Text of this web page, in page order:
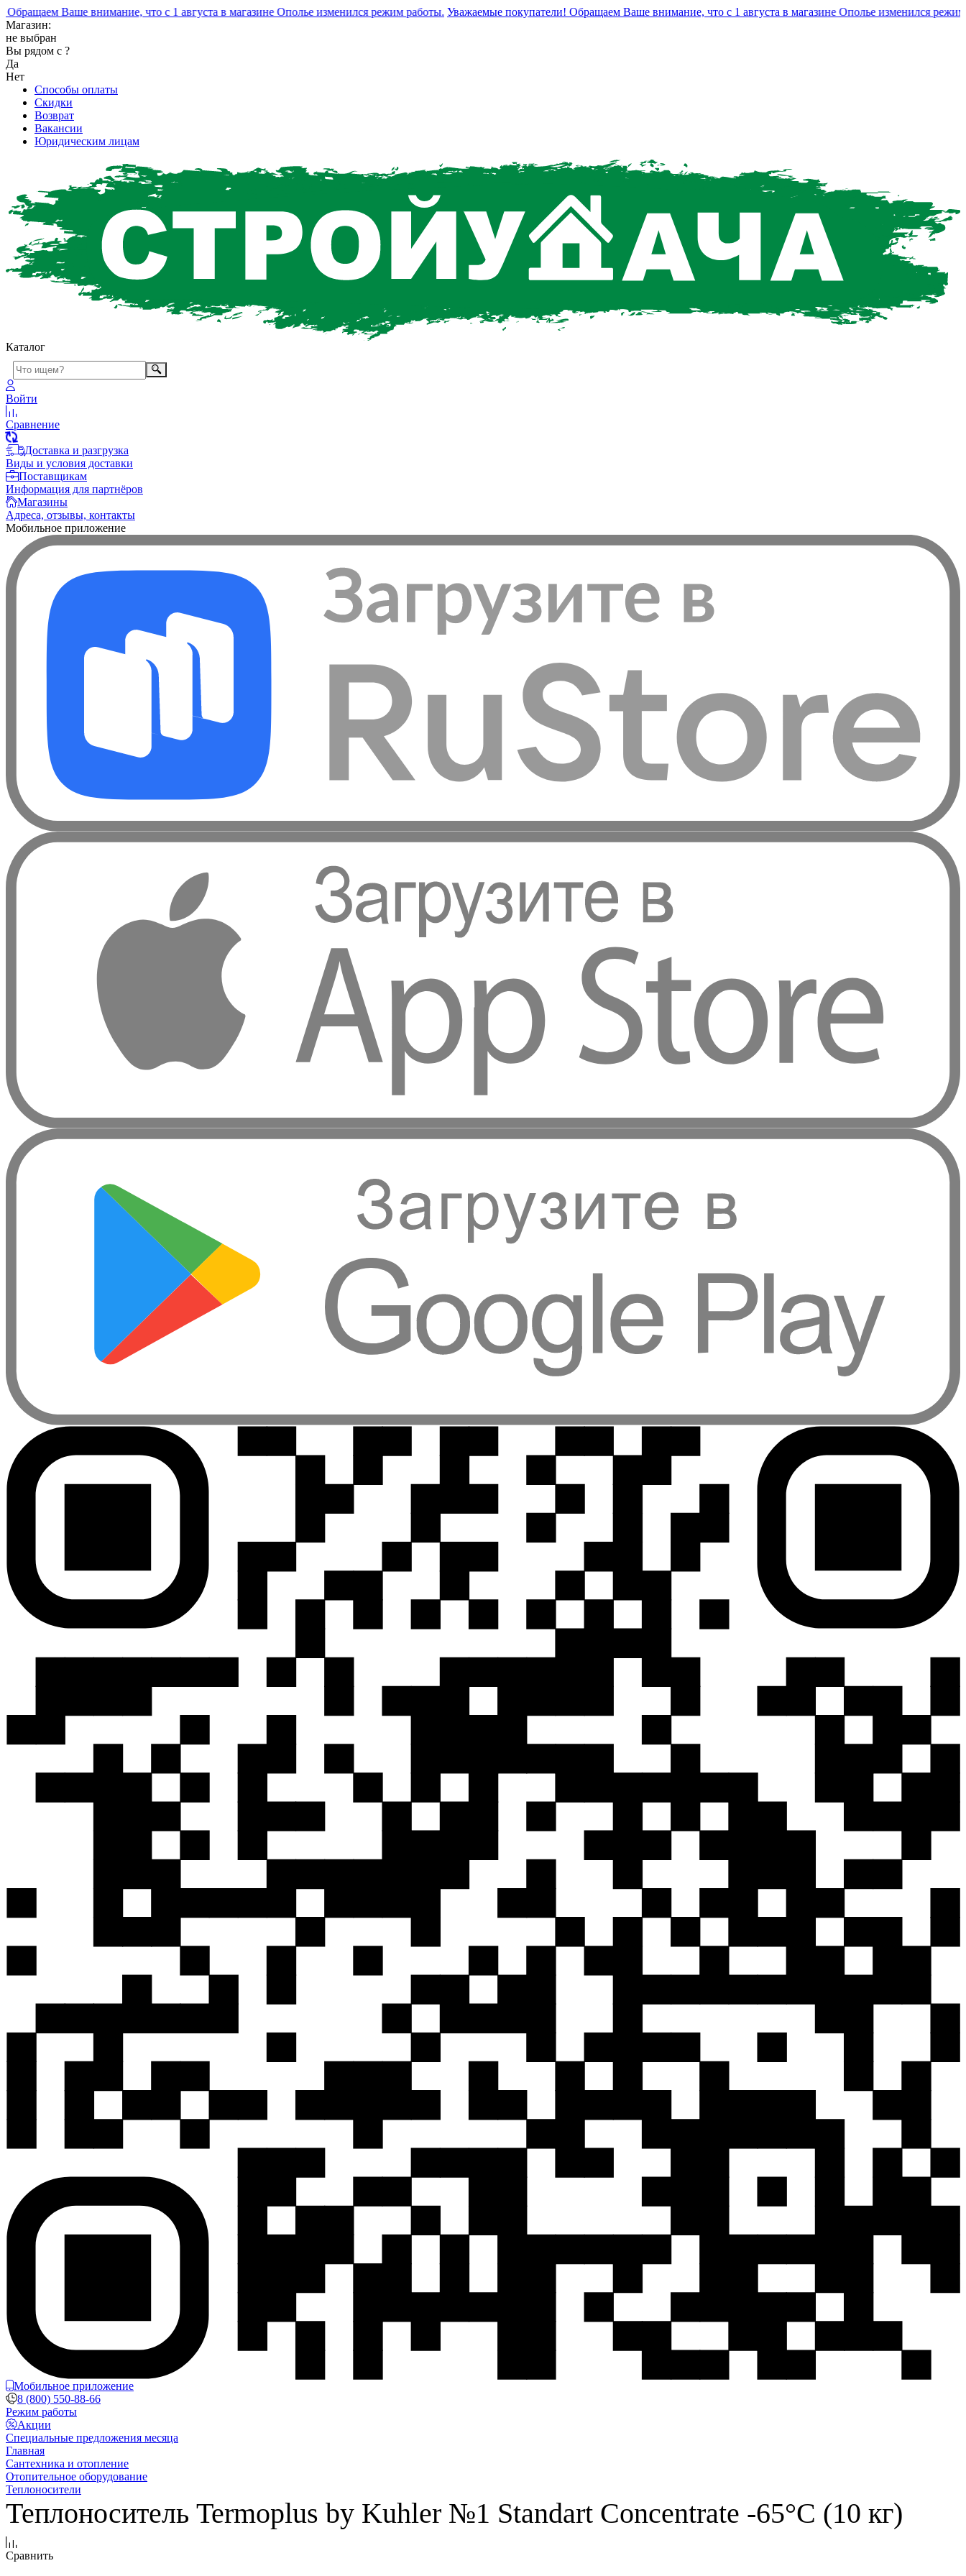
Ваше внимание, что с 1 августа в магазине Ополье изменился режим работы. Уважаемые покупатели! Обращаем Ваше внимание, что с 1 августа в магазине Ополье изменился режим
Магазин:
не выбран
Вы рядом с ?
Да
Нет
Способы оплаты
Скидки
Возврат
Вакансии
Юридическим лицам
Каталог
Войти
Сравнение
Доставка и разгрузка
Виды и условия доставки
Поставщикам
Информация для партнёров
Магазины
Адреса, отзывы, контакты
Мобильное приложение
Мобильное приложение
8 (800) 550-88-66
Режим работы
Акции
Специальные предложения месяца
Главная
Сантехника и отопление
Отопительное оборудование
Теплоносители
Теплоноситель Termoplus by Kuhler №1 Standart Concentrate -65°C (10 кг)
Сравнить